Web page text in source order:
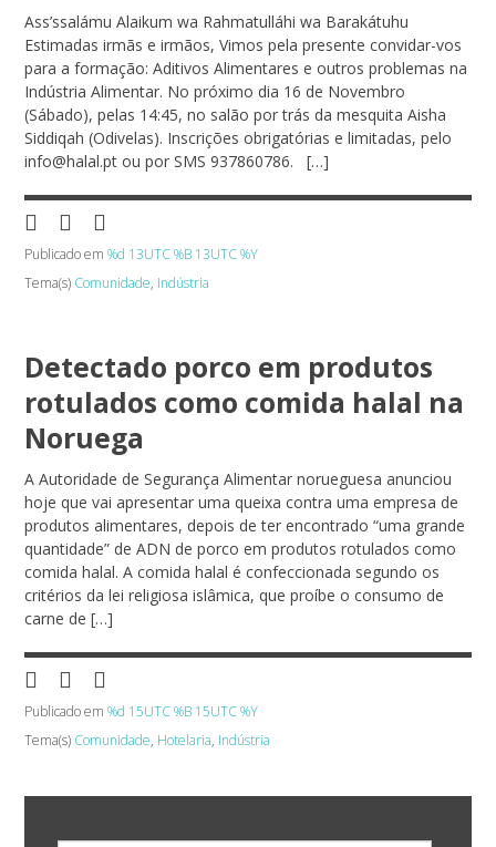
Ass’ssalámu Alaikum wa Rahmatulláhi wa Barakátuhu
Estimadas irmãs e irmãos, Vimos pela presente convidar-vos
para a formação: Aditivos Alimentares e outros problemas na
Indústria Alimentar. No próximo dia 16 de Novembro
(Sábado), pelas 14:45, no salão por trás da mesquita Aisha
Siddiqah (Odivelas). Inscrições obrigatórias e limitadas, pelo
info@halal.pt ou por SMS 937860786. […]
Publicado em%d 13UTC %B 13UTC %Y
Tema(s) Comunidade, Indústria
Detectado porco em produtos
rotulados como comida halal na
Noruega
A Autoridade de Segurança Alimentar norueguesa anunciou
hoje que vai apresentar uma queixa contra uma empresa de
produtos alimentares, depois de ter encontrado “uma grande
quantidade” de ADN de porco em produtos rotulados como
comida halal. A comida halal é confeccionada segundo os
critérios da lei religiosa islâmica, que proíbe o consumo de
carne de […]
Publicado em%d 15UTC %B 15UTC %Y
Tema(s) Comunidade, Hotelaria, Indústria
Search